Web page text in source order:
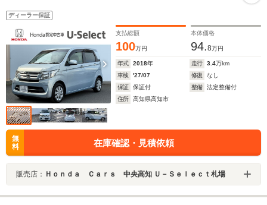
ディーラー保証
支払総額
100万円
本体価格
94.8万円
年式 2018年 走行 3.4万km
車検
'27/07 修復
なし
保証
保証付 整備
法定整備付
住所
高知県高知市
無
料
在庫確認・見積依頼
販売店： Ｈｏｎｄａ Ｃａｒｓ 中央高知 Ｕ－Ｓｅｌｅｃｔ札場